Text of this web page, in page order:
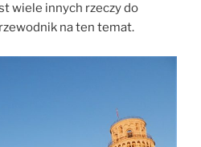
wiele innych rzeczy do
na ten temat.